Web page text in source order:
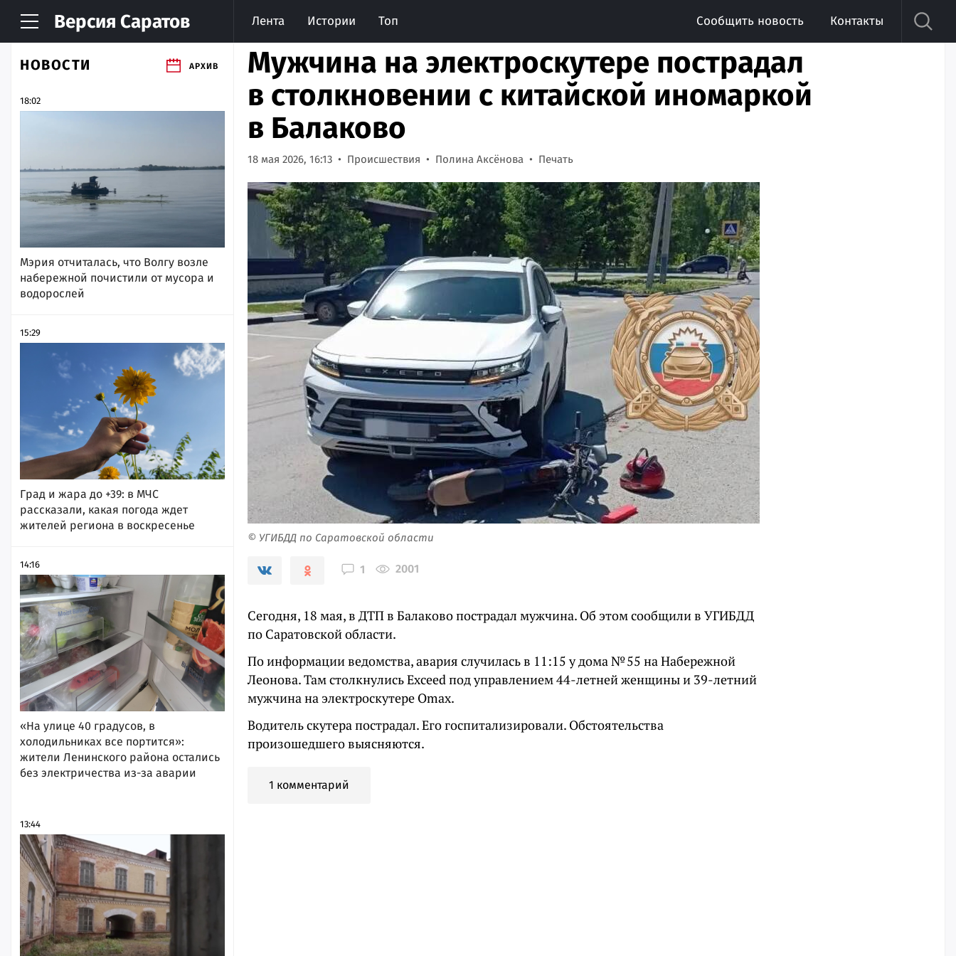
Версия Саратов Лента Истории Топ Сообщить новость Контакты
НОВОСТИ АРХИВ
18:02
Мэрия отчиталась, что Волгу возле
набережной почистили от мусора и
водорослей
15:29
Град и жара до +39: в МЧС
рассказали, какая погода ждет
жителей региона в воскресенье
14:16
«На улице 40 градусов, в
холодильниках все портится»:
жители Ленинского района остались
без электричества из-за аварии
13:44
Мужчина на электроскутере пострадал
в столкновении с китайской иномаркой
в Балаково
18 мая 2026, 16:13 Происшествия Полина Аксёнова Печать
© УГИБДД по Саратовской области
1 2001
Сегодня, 18 мая, в ДТП в Балаково пострадал мужчина. Об этом сообщили в УГИБДД
по Саратовской области.
По информации ведомства, авария случилась в 11:15 у дома № 55 на Набережной
Леонова. Там столкнулись Exceed под управлением 44-летней женщины и 39-летний
мужчина на электроскутере Omax.
Водитель скутера пострадал. Его госпитализировали. Обстоятельства
произошедшего выясняются.
1 комментарий